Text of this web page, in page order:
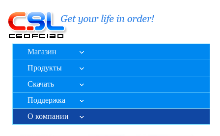
Магазин
Продукты
Скачать
Поддержка
О компании